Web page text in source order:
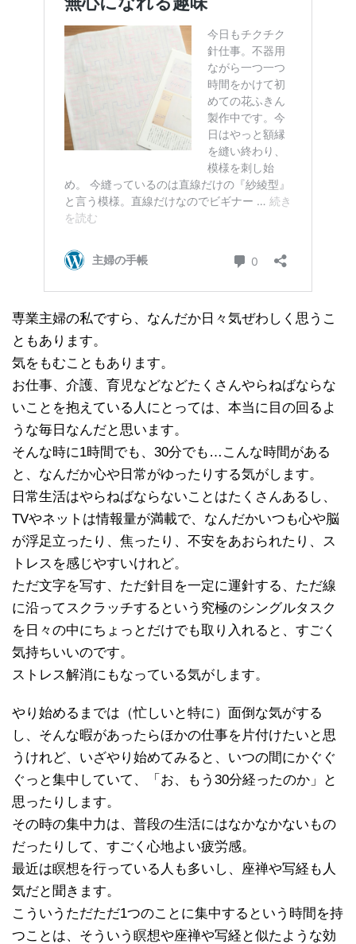
専業主婦の私ですら、なんだか日々気ぜわしく思うこ
ともあります。
気をもむこともあります。
お仕事、介護、育児などなどたくさんやらねばならな
いことを抱えている人にとっては、本当に目の回るよ
うな毎日なんだと思います。
そんな時に1時間でも、30分でも…こんな時間がある
と、なんだか心や日常がゆったりする気がします。
日常生活はやらねばならないことはたくさんあるし、
TVやネットは情報量が満載で、なんだかいつも心や脳
が浮足立ったり、焦ったり、不安をあおられたり、ス
トレスを感じやすいけれど。
ただ文字を写す、ただ針目を一定に運針する、ただ線
に沿ってスクラッチするという究極のシングルタスク
を日々の中にちょっとだけでも取り入れると、すごく
気持ちいいのです。
ストレス解消にもなっている気がします。
やり始めるまでは（忙しいと特に）面倒な気がする
し、そんな暇があったらほかの仕事を片付けたいと思
うけれど、いざやり始めてみると、いつの間にかぐぐ
ぐっと集中していて、「お、もう30分経ったのか」と
思ったりします。
その時の集中力は、普段の生活にはなかなかないもの
だったりして、すごく心地よい疲労感。
最近は瞑想を行っている人も多いし、座禅や写経も人
気だと聞きます。
こういうただただ1つのことに集中するという時間を持
つことは、そういう瞑想や座禅や写経と似たような効